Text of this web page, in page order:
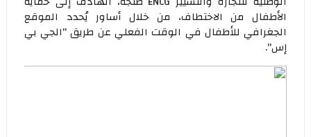
الأطفال من الاختطاف، من خلال أساور يُحدد الموقع
الجغرافي للأطفال في الوقت الفعلي عن طريق "الجي بي
إس".